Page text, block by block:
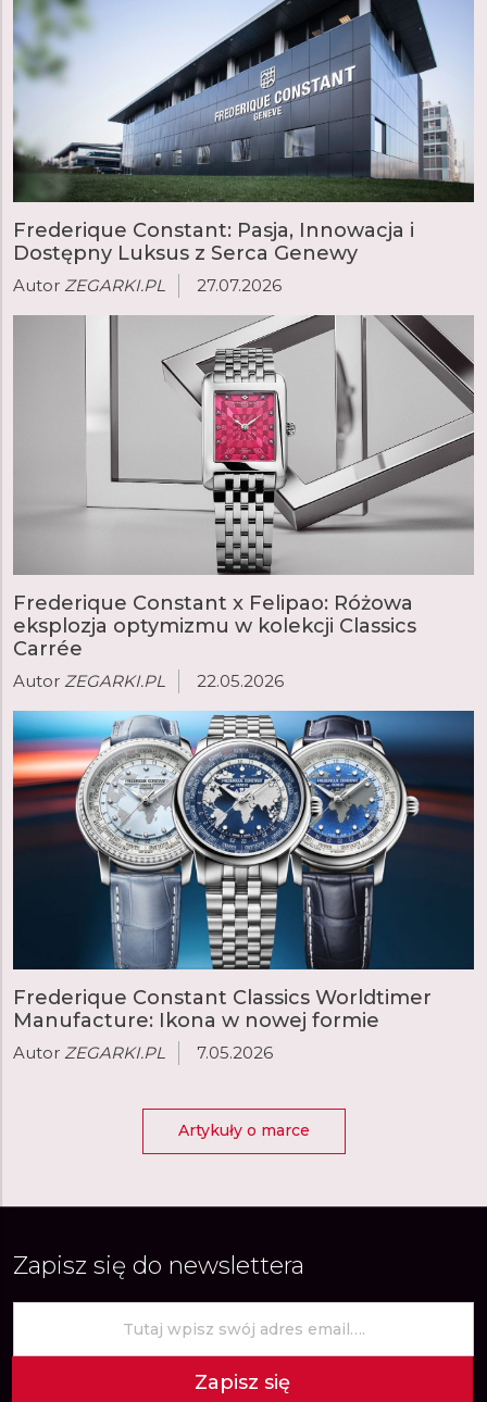
Frederique Constant: Pasja, Innowacja i
Dostępny Luksus z Serca Genewy
Autor ZEGARKI.PL 27.07.2026
Frederique Constant x Felipao: Różowa
eksplozja optymizmu w kolekcji Classics
Carrée
Autor ZEGARKI.PL 22.05.2026
Frederique Constant Classics Worldtimer
Manufacture: Ikona w nowej formie
Autor ZEGARKI.PL 7.05.2026
Artykuły o marce
Zapisz się do newslettera
Zapisz się